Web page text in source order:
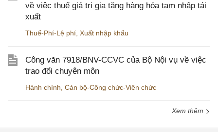
về việc thuế giá trị gia tăng hàng hóa tạm nhập tái
xuất
Thuế-Phí-Lệ phí, Xuất nhập khẩu
Công văn 7918/BNV-CCVC của Bộ Nội vụ về việc
trao đổi chuyên môn
Hành chính, Cán bộ-Công chức-Viên chức
Xem thêm